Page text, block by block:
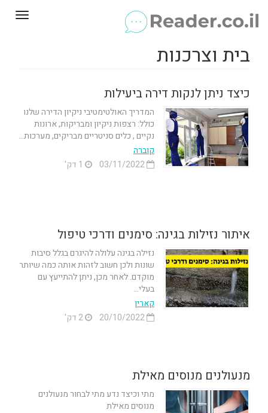
בית וצרכנות
כיצד ניתן לנקות דירה ביעילות
המדריך האולטימטיבי ניקיון הדירה שלנו
כולל: רצפות ניקיון ומבריקות, ארונות
נקיים , כלים סניטריים מבריקים, מערכות...
קוברה
03/11/2022
איתור נזילות בגינה: סימנים ודרכי טיפול
נזילה בגינה עלולה להיגרם בגלל סיבות
שונות ולכן חשוב לזהות אותה כמה שיותר
מוקדם. לאחר מכן, ניתן להתייעץ עם
בעלי...
קארין
20/10/2022
2 דק'
מנעולנים מנוסים מאילת
מתי וכיצד נדע מתי לבחור מנעולנים
מנוסים מאילת